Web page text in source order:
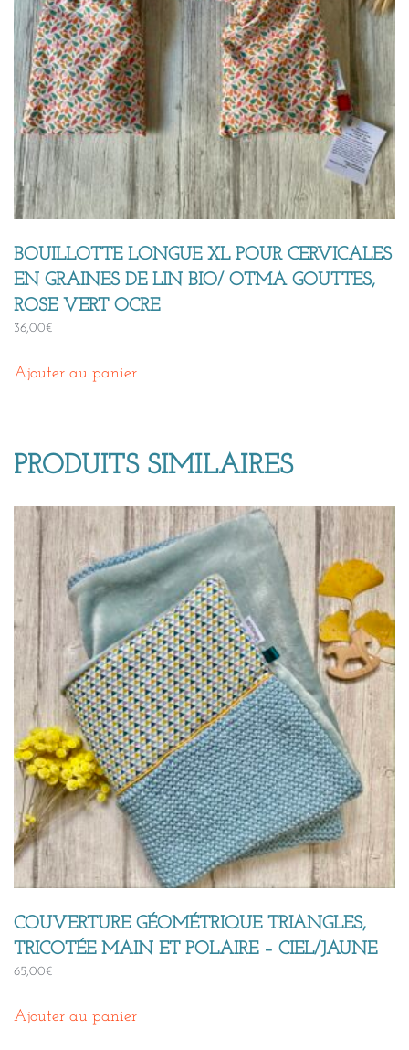
BOUILLOTTE LONGUE XL POUR CERVICALES
EN GRAINES DE LIN BIO/ OTMA GOUTTES,
ROSE VERT OCRE
36,00€
Ajouter au panier
PRODUITS SIMILAIRES
COUVERTURE GÉOMÉTRIQUE TRIANGLES,
TRICOTÉE MAIN ET POLAIRE – CIEL/JAUNE
65,00€
Ajouter au panier